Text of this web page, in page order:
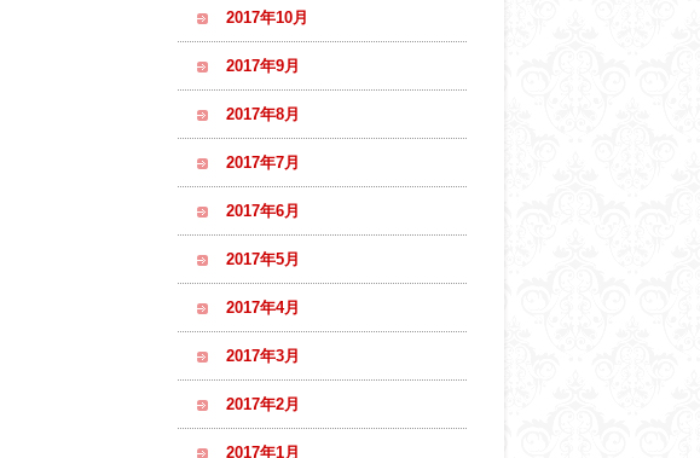
2017年10月
2017年9月
2017年8月
2017年7月
2017年6月
2017年5月
2017年4月
2017年3月
2017年2月
2017年1月